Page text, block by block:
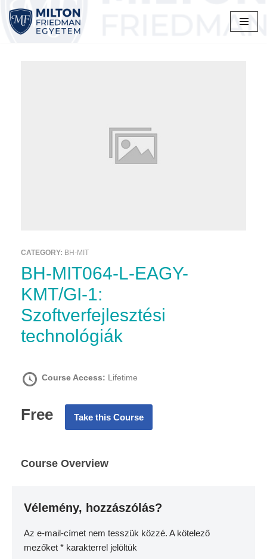
Skip
CATEGORY: BH-MIT
BH-MIT064-L-EAGY-
KMT/GI-1:
Szoftverfejlesztési
technológiák
Course Access: Lifetime
Free Take this Course
Course Overview
Vélemény, hozzászólás?
Az e-mail-címet nem tesszük közzé. A kötelező
mezőket * karakterrel jelöltük